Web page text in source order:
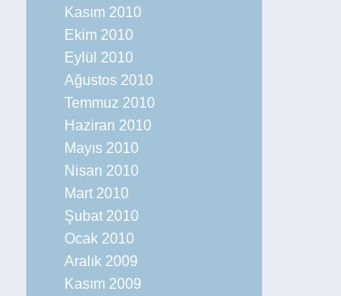
Kasım 2010
Ekim 2010
Eylül 2010
Ağustos 2010
Temmuz 2010
Haziran 2010
Mayıs 2010
Nisan 2010
Mart 2010
Şubat 2010
Ocak 2010
Aralık 2009
Kasım 2009